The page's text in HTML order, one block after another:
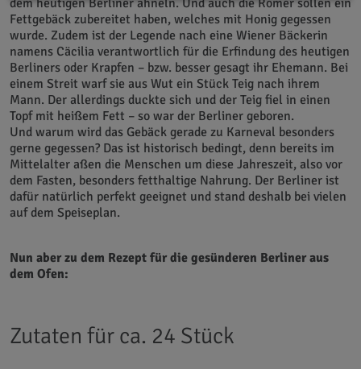
dem heutigen Berliner ähneln. Und auch die Römer sollen ein
Fettgebäck zubereitet haben, welches mit Honig gegessen
wurde. Zudem ist der Legende nach eine Wiener Bäckerin
namens Cäcilia verantwortlich für die Erfindung des heutigen
Berliners oder Krapfen – bzw. besser gesagt ihr Ehemann. Bei
einem Streit warf sie aus Wut ein Stück Teig nach ihrem
Mann. Der allerdings duckte sich und der Teig fiel in einen
Topf mit heißem Fett – so war der Berliner geboren.
Und warum wird das Gebäck gerade zu Karneval besonders
gerne gegessen? Das ist historisch bedingt, denn bereits im
Mittelalter aßen die Menschen um diese Jahreszeit, also vor
dem Fasten, besonders fetthaltige Nahrung. Der Berliner ist
dafür natürlich perfekt geeignet und stand deshalb bei vielen
auf dem Speiseplan.
Nun aber zu dem Rezept für die gesünderen Berliner aus
dem Ofen:
Zutaten für ca. 24 Stück